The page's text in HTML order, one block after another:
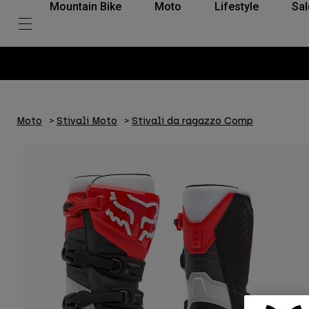
Mountain Bike Moto Lifestyle
Moto Stivali Moto Stivali da ragazzo Comp